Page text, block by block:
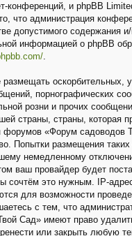
конференций, и phpBB
что администрация
допустимого содержания
информацией о phpBB
.
размещать оскорбительных,
порнографических
розни и прочих
страны, страны, которая
форумов «Форум садоводов
Попытки размещения
немедленному
ваш провайдер будет
сочтём это нужным. IP-
для возможности
с тем, что
Сад» имеют право
или закрыть любую